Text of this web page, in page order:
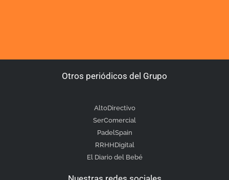
Otros periódicos del Grupo
AltoDirectivo
SerComercial
PadelSpain
RRHHDigital
El Diario del Bebé